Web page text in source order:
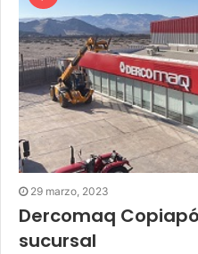
29 marzo, 2023
Dercomaq
sucursal